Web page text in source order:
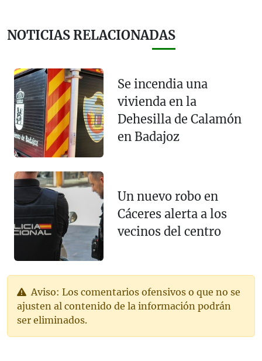
NOTICIAS RELACIONADAS
Se incendia una
vivienda en la
Dehesilla de Calamón
en Badajoz
Un nuevo robo en
Cáceres alerta a los
vecinos del centro
Aviso: Los comentarios ofensivos o que no se
ajusten al contenido de la información podrán
ser eliminados.